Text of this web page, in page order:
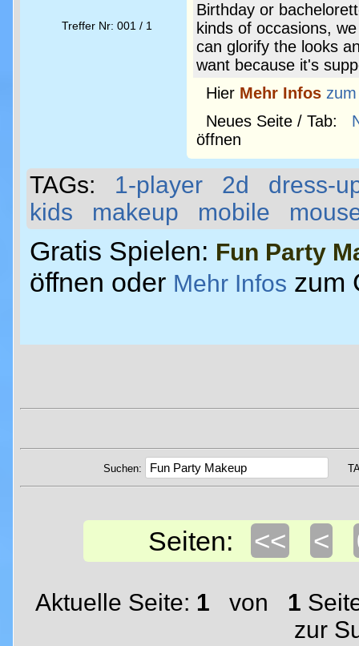
Treffer Nr: 001 / 1
Birthday or
kinds of occasions,
can glorify the looks
want because it's
Hier Mehr Infos
Neues Seite / Tab:
öffnen
TAGs: 1-player 2d
dress-
kids
makeup mobile
Gratis Spielen: Fun Party
öffnen oder Mehr Infos zum
Suchen:
Seiten: << <
Aktuelle Seite: 1 von 1
zur